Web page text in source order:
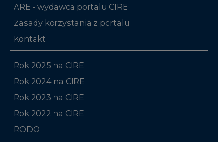
ARE - wydawca portalu CIRE
Zasady korzystania z portalu
Kontakt
Rok 2025 na CIRE
Rok 2024 na CIRE
Rok 2023 na CIRE
Rok 2022 na CIRE
RODO